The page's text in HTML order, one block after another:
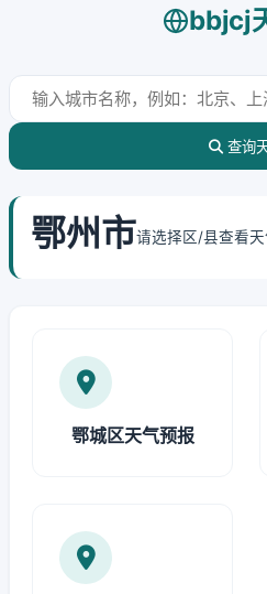
bbjcj
查询
鄂州市请选择区/县查看
鄂城区天气预报